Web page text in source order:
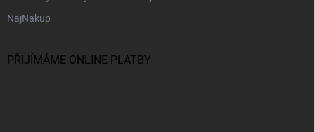
NajNakup
PŘIJÍMÁME ONLINE PLATBY